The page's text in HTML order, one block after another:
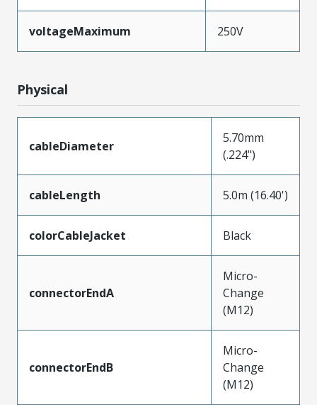
voltageMaximum 250V
Physical
cableDiameter
5.70mm
(.224")
cableLength 5.0m (16.40')
colorCableJacket Black
connectorEndA
Micro-
Change
(M12)
connectorEndB
Micro-
Change
(M12)